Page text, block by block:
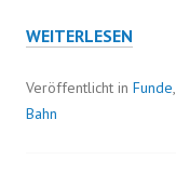
SPRECHEN
ÜBER
SCHÖNHEIT!
WEITERLESEN
Veröffentlicht in Funde,
Bahn